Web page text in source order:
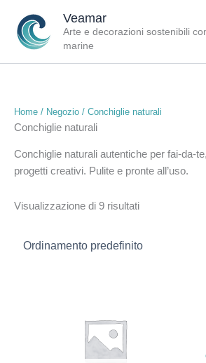
contenuto
Veamar
Arte e decorazioni sostenibili
marine
Home / Negozio / Conchiglie naturali
Conchiglie naturali
Conchiglie naturali autentiche per fai-da-
progetti creativi. Pulite e pronte all’uso.
Visualizzazione di 9 risultati